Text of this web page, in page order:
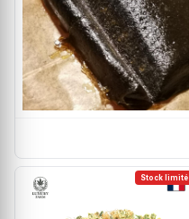
Stock limité